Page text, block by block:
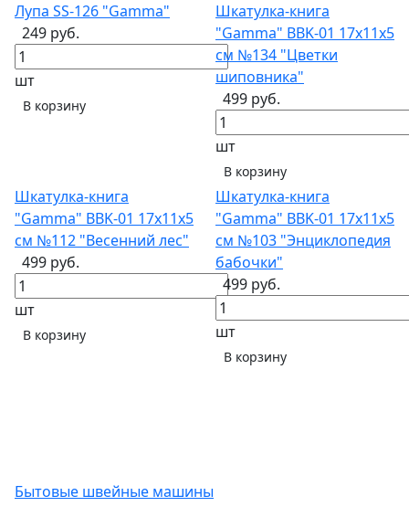
Лупа SS-126 "Gamma"
249 руб.
шт
В корзину
Шкатулка-книга
"Gamma" BBK-01 17х11х5
см №134 "Цветки
шиповника"
499 руб.
шт
В корзину
Шкатулка-книга
"Gamma" BBK-01 17х11х5
см №112 "Весенний лес"
499 руб.
шт
В корзину
Шкатулка-книга
"Gamma" BBK-01 17х11х5
см №103 "Энциклопедия
бабочки"
499 руб.
шт
В корзину
Бытовые швейные машины